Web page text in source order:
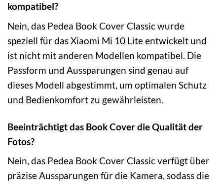
kompatibel?
Nein, das Pedea Book Cover Classic wurde
speziell für das Xiaomi Mi 10 Lite entwickelt und
ist nicht mit anderen Modellen kompatibel. Die
Passform und Aussparungen sind genau auf
dieses Modell abgestimmt, um optimalen Schutz
und Bedienkomfort zu gewährleisten.
Beeinträchtigt das Book Cover die Qualität der
Fotos?
Nein, das Pedea Book Cover Classic verfügt über
präzise Aussparungen für die Kamera, sodass die